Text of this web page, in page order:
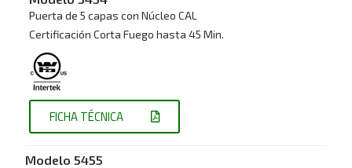
Puerta de 5 capas con Núcleo CAL
Certificación Corta Fuego hasta 45 Min.
FICHA TÉCNICA
Modelo 5455